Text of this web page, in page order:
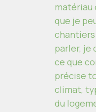
matériau
que je
chantiers
parler, je
ce que
précise
climat,
du